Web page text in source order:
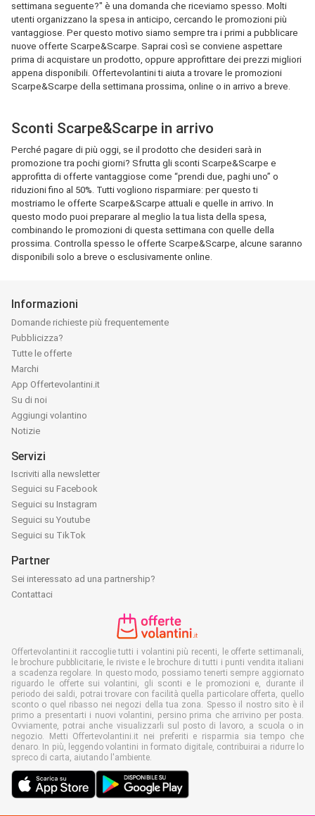
settimana seguente?" è una domanda che riceviamo spesso. Molti
utenti organizzano la spesa in anticipo, cercando le promozioni più
vantaggiose. Per questo motivo siamo sempre tra i primi a pubblicare
nuove offerte Scarpe&Scarpe. Saprai così se conviene aspettare
prima di acquistare un prodotto, oppure approfittare dei prezzi migliori
appena disponibili. Offertevolantini ti aiuta a trovare le promozioni
Scarpe&Scarpe della settimana prossima, online o in arrivo a breve.
Sconti Scarpe&Scarpe in arrivo
Perché pagare di più oggi, se il prodotto che desideri sarà in
promozione tra pochi giorni? Sfrutta gli sconti Scarpe&Scarpe e
approfitta di offerte vantaggiose come “prendi due, paghi uno” o
riduzioni fino al 50%. Tutti vogliono risparmiare: per questo ti
mostriamo le offerte Scarpe&Scarpe attuali e quelle in arrivo. In
questo modo puoi preparare al meglio la tua lista della spesa,
combinando le promozioni di questa settimana con quelle della
prossima. Controlla spesso le offerte Scarpe&Scarpe, alcune saranno
disponibili solo a breve o esclusivamente online.
Informazioni
Domande richieste più frequentemente
Pubblicizza?
Tutte le offerte
Marchi
App Offertevolantini.it
Su di noi
Aggiungi volantino
Notizie
Servizi
Iscriviti alla newsletter
Seguici su Facebook
Seguici su Instagram
Seguici su Youtube
Seguici su TikTok
Partner
Sei interessato ad una partnership?
Contattaci
Offertevolantini.it raccoglie tutti i volantini più recenti, le offerte settimanali,
le brochure pubblicitarie, le riviste e le brochure di tutti i punti vendita italiani
a scadenza regolare. In questo modo, possiamo tenerti sempre aggiornato
riguardo le offerte sui volantini, gli sconti e le promozioni e, durante il
periodo dei saldi, potrai trovare con facilità quella particolare offerta, quello
sconto o quel ribasso nei negozi della tua zona. Spesso il nostro sito è il
primo a presentarti i nuovi volantini, persino prima che arrivino per posta.
Ovviamente, potrai anche visualizzarli sul posto di lavoro, a scuola o in
negozio. Metti Offertevolantini.it nei preferiti e risparmia sia tempo che
denaro. In più, leggendo volantini in formato digitale, contribuirai a ridurre lo
spreco di carta, aiutando l'ambiente.